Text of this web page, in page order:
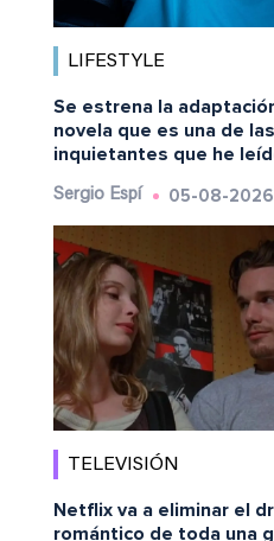
LIFESTYLE
Se estrena la
novela que es una de
inquietantes que he
Sergio Espí 05-08-2026
TELEVISIÓN
Netflix va a eliminar el
romántico de toda una